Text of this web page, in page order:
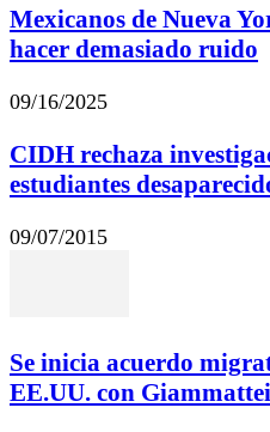
Mexicanos de Nueva
hacer demasiado ruido
09/16/2025
CIDH rechaza
estudiantes
09/07/2015
Se inicia acuerdo
EE.UU. con